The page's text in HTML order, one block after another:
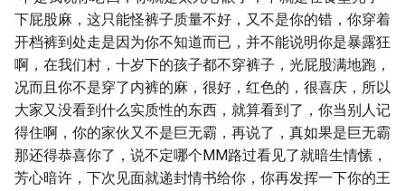
下屁股麻，这只能怪裤子质量不好，又不是你的错，你穿着
开档裤到处走是因为你不知道而已，并不能说明你是暴露狂
啊，在我们村，十岁下的孩子都不穿裤子，光屁股满地跑，
况而且你不是穿了内裤的麻，很好，红色的，很喜庆，所以
大家又没看到什么实质性的东西，就算看到了，你当别人记
得住啊，你的家伙又不是巨无霸，再说了，真如果是巨无霸
那还得恭喜你了，说不定哪个MM路过看见了就暗生情愫，
芳心暗许，下次见面就递封情书给你，你再发挥一下你的王